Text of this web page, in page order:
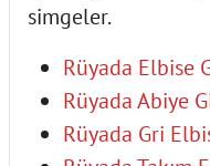
simgeler.
Rüyada Elbise
Rüyada Abiye
Rüyada Gri